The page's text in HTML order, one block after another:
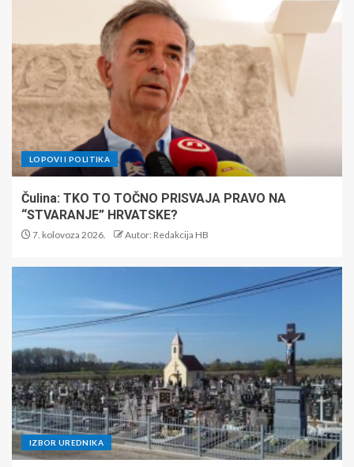
LOPOVI I POLITIKA
Čulina: TKO TO TOČNO PRISVAJA PRAVO NA
“STVARANJE” HRVATSKE?
7. kolovoza 2026. Autor: Redakcija HB
IZBOR UREDNIKA